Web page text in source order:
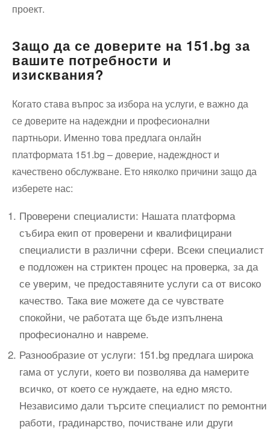
проект.
Защо да се доверите на 151.bg за
вашите потребности и
изисквания?
Когато става въпрос за избора на услуги, е важно да
се доверите на надеждни и професионални
партньори. Именно това предлага онлайн
платформата 151.bg – доверие, надеждност и
качествено обслужване. Ето няколко причини защо да
изберете нас:
Проверени специалисти: Нашата платформа
събира екип от проверени и квалифицирани
специалисти в различни сфери. Всеки специалист
е подложен на стриктен процес на проверка, за да
се уверим, че предоставяните услуги са от високо
качество. Така вие можете да се чувствате
спокойни, че работата ще бъде изпълнена
професионално и навреме.
Разнообразие от услуги: 151.bg предлага широка
гама от услуги, което ви позволява да намерите
всичко, от което се нуждаете, на едно място.
Независимо дали търсите специалист по ремонтни
работи, градинарство, почистване или други